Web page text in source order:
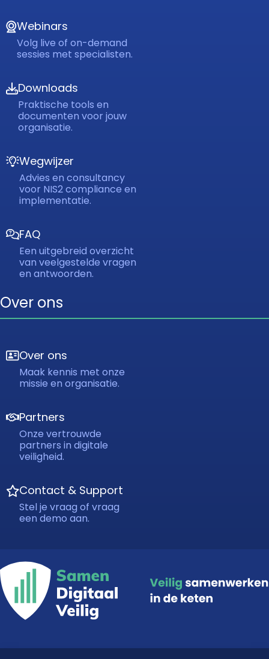
Webinars
Volg live of on-demand
sessies met specialisten.
Downloads
Praktische tools en
documenten voor jouw
organisatie.
Wegwijzer
Advies en consultancy
voor NIS2 compliance en
implementatie.
FAQ
Een uitgebreid overzicht
van veelgestelde vragen
en antwoorden.
Over ons
Over ons
Maak kennis met onze
missie en organisatie.
Partners
Onze vertrouwde
partners in digitale
veiligheid.
Contact & Support
Stel je vraag of vraag
een demo aan.